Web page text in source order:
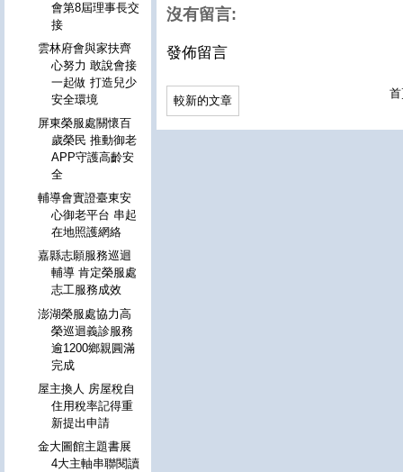
沒有留言:
發佈留言
較新的文章
會第8屆理事長交
接
雲林府會與家扶齊
心努力 敢說會接
一起做 打造兒少
安全環境
屏東榮服處關懷百
歲榮民 推動御老
APP守護高齡安
全
輔導會實證臺東安
心御老平台 串起
在地照護網絡
嘉縣志願服務巡迴
輔導 肯定榮服處
志工服務成效
澎湖榮服處協力高
榮巡迴義診服務
逾1200鄉親圓滿
完成
屋主換人 房屋稅自
住用稅率記得重
新提出申請
金大圖館主題書展
4大主軸串聯閱讀